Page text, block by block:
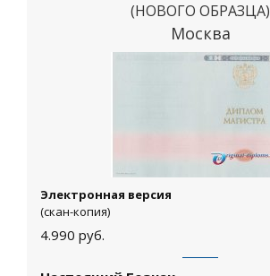
(НОВОГО ОБРАЗЦА)
Москва
Электронная версия
(скан-копия)
4.990 руб.